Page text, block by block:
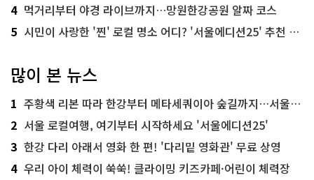
4 먹거리부터 야경 라이브까지…망원한강공원 알짜 코스
5 시민이 사랑한 '찐' 로컬 명소 어디? '서울에디션25' 추천 코스
많이 본 뉴스
1 주황색 리본 따라 한강부터 메타세쿼이아 숲길까지…서울둘레길 15코스
2 서울 로컬여행, 여기부터 시작하세요 '서울에디션25'
3 한강 다리 아래서 영화 한 편! '다리밑 영화관' 무료 상영
4 우리 아이 체력이 쑥쑥! 클라이밍 키즈카페·어린이 체력장